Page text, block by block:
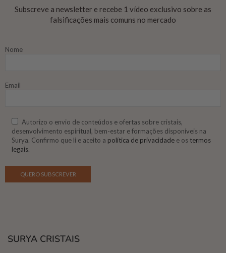
Subscreve a newsletter e recebe 1 vídeo exclusivo sobre as
falsificações mais comuns no mercado
Nome
Email
Autorizo o envio de conteúdos e ofertas sobre cristais,
desenvolvimento espiritual, bem-estar e formações disponíveis na
Surya. Confirmo que li e aceito a política de privacidade e os termos
legais.
SURYA CRISTAIS